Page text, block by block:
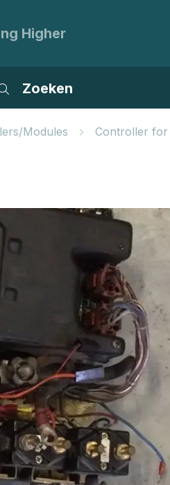
Higher
Zoeken
Modules Controller for